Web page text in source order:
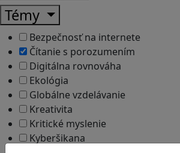
Témy
Bezpečnosť na internete
Čítanie s porozumením
Digitálna rovnováha
Ekológia
Globálne vzdelávanie
Kreativita
Kritické myslenie
Kyberšikana